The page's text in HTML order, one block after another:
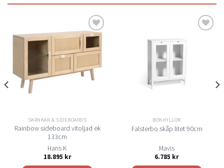
Lägg
till i
SKÄNKAR & SIDEBOARDS
Rainbow sideboard vitoljad ek
133cm
Hans K
18.895 kr
BOKHYLLOR
Falsterbo skåp litet 90cm
Mavis
6.785 kr